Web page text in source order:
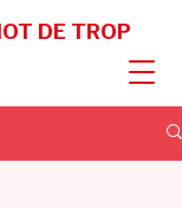
DE TROP